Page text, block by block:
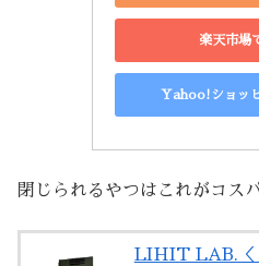
楽天市場
Yahoo!ショッ
閉じられるやつはこれがコス
LIHIT LAB.＜